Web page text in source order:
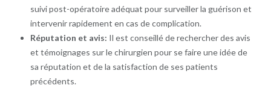
suivi post-opératoire adéquat pour surveiller la guérison et
intervenir rapidement en cas de complication.
Réputation et avis: Il est conseillé de rechercher des avis
et témoignages sur le chirurgien pour se faire une idée de
sa réputation et de la satisfaction de ses patients
précédents.